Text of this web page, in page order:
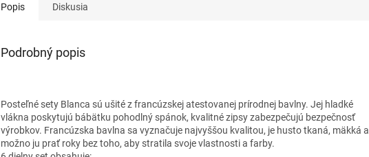
Popis Diskusia
Podrobný popis
Posteľné sety Blanca sú ušité z francúzskej atestovanej prírodnej bavlny. Jej hladké
vlákna poskytujú bábätku pohodlný spánok, kvalitné zipsy zabezpečujú bezpečnosť
výrobkov. Francúzska bavlna sa vyznačuje najvyššou kvalitou, je husto tkaná, mäkká a
možno ju prať roky bez toho, aby stratila svoje vlastnosti a farby.